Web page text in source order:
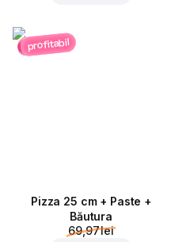
profitabil
Pizza 25 cm + Paste +
Băutura
69,97 lei